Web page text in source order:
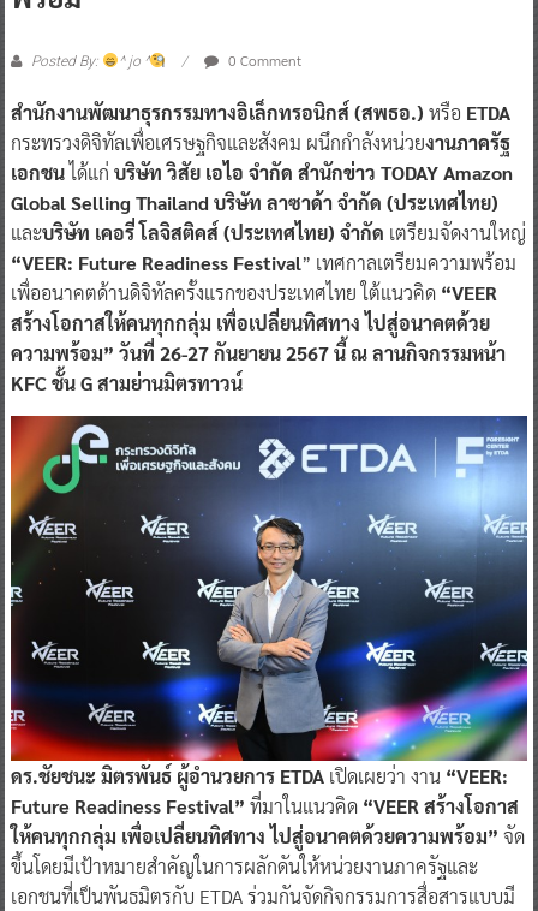
Posted By: ^ jo ^ 0 Comment
สำนักงานพัฒนาธุรกรรมทางอิเล็กทรอนิกส์ (สพธอ.) หรือ ETDA
กระทรวงดิจิทัลเพื่อเศรษฐกิจและสังคม ผนึกกำลังหน่วยงานภาครัฐ
เอกชนได้แก่ บริษัท วิสัย เอไอ จำกัด สำนักข่าว TODAY Amazon
Global Selling Thailand บริษัท ลาซาด้า จำกัด (ประเทศไทย)
และบริษัท เคอรี่ โลจิสติคส์ (ประเทศไทย) จำกัด เตรียมจัดงานใหญ่
“VEER: Future Readiness Festival” เทศกาลเตรียมความพร้อม
เพื่ออนาคตด้านดิจิทัลครั้งแรกของประเทศไทย ใต้แนวคิด “VEER
สร้างโอกาสให้คนทุกกลุ่ม เพื่อเปลี่ยนทิศทาง ไปสู่อนาคตด้วย
ความพร้อม” วันที่ 26-27 กันยายน 2567 นี้ ณ ลานกิจกรรมหน้า
KFC ชั้น G สามย่านมิตรทาวน์
ดร.ชัยชนะ มิตรพันธ์ ผู้อำนวยการ ETDAเปิดเผยว่า งาน “VEER:
Future Readiness Festival” ที่มาในแนวคิด “VEER สร้างโอกาส
ให้คนทุกกลุ่ม เพื่อเปลี่ยนทิศทาง ไปสู่อนาคตด้วยความพร้อม” จัด
ขึ้นโดยมีเป้าหมายสำคัญในการผลักดันให้หน่วยงานภาครัฐและ
เอกชนที่เป็นพันธมิตรกับ ETDA ร่วมกันจัดกิจกรรมการสื่อสารแบบมี